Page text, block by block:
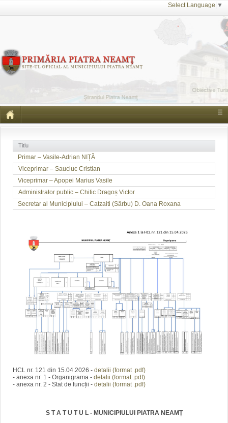
Select Language ▼
☰
Titlu
Primar – Vasile-Adrian NIȚĂ
Viceprimar – Sauciuc Cristian
Viceprimar – Apopei Marius Vasile
Administrator public – Chitic Dragoș Victor
Secretar al Municipiului – Catzaiti (Sârbu) D. Oana Roxana
HCL nr. 121 din 15.04.2026 - detalii (format .pdf)
- anexa nr. 1 - Organigrama - detalii (format .pdf)
- anexa nr. 2 - Stat de funcții - detalii (format .pdf)
S T A T U T U L - MUNICIPIULUI PIATRA NEAMȚ